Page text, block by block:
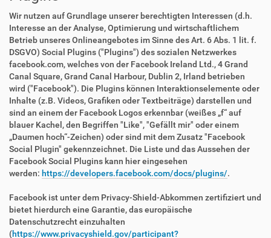
Wir nutzen auf Grundlage unserer berechtigten Interessen (d.h.
Interesse an der Analyse, Optimierung und wirtschaftlichem
Betrieb unseres Onlineangebotes im Sinne des Art. 6 Abs. 1 lit. f.
DSGVO) Social Plugins ("Plugins") des sozialen Netzwerkes
facebook.com, welches von der Facebook Ireland Ltd., 4 Grand
Canal Square, Grand Canal Harbour, Dublin 2, Irland betrieben
wird ("Facebook"). Die Plugins können Interaktionselemente oder
Inhalte (z.B. Videos, Grafiken oder Textbeiträge) darstellen und
sind an einem der Facebook Logos erkennbar (weißes „f“ auf
blauer Kachel, den Begriffen "Like", "Gefällt mir" oder einem
„Daumen hoch“-Zeichen) oder sind mit dem Zusatz "Facebook
Social Plugin" gekennzeichnet. Die Liste und das Aussehen der
Facebook Social Plugins kann hier eingesehen
werden: https://developers.facebook.com/docs/plugins/.
Facebook ist unter dem Privacy-Shield-Abkommen zertifiziert und
bietet hierdurch eine Garantie, das europäische
Datenschutzrecht einzuhalten
(https://www.privacyshield.gov/participant?